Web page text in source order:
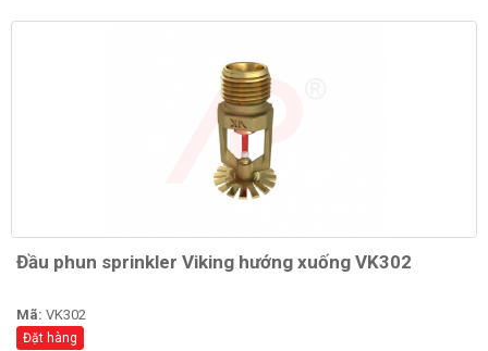
Đầu phun sprinkler Viking hướng xuống VK302
Mã: VK302
Đặt hàng